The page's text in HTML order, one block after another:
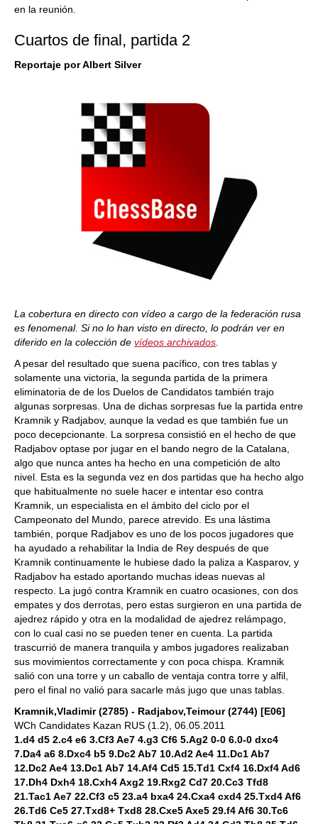
en la reunión.
Cuartos de final, partida 2
Reportaje por Albert Silver
La cobertura en directo con vídeo a cargo de la federación rusa
es fenomenal. Si no lo han visto en directo, lo podrán ver en
diferido en la colección de vídeos archivados
A pesar del resultado que suena pacífico, con tres tablas y
solamente una victoria, la segunda partida de la primera
eliminatoria de de los Duelos de Candidatos también trajo
algunas sorpresas. Una de dichas sorpresas fue la partida entre
Kramnik y Radjabov, aunque la vedad es que también fue un
poco decepcionante. La sorpresa consistió en el hecho de que
Radjabov optase por jugar en el bando negro de la Catalana,
algo que nunca antes ha hecho en una competición de alto
nivel. Esta es la segunda vez en dos partidas que ha hecho algo
que habitualmente no suele hacer e intentar eso contra
Kramnik, un especialista en el ámbito del ciclo por el
Campeonato del Mundo, parece atrevido. Es una lástima
también, porque Radjabov es uno de los pocos jugadores que
ha ayudado a rehabilitar la India de Rey después de que
Kramnik continuamente le hubiese dado la paliza a Kasparov, y
Radjabov ha estado aportando muchas ideas nuevas al
respecto. La jugó contra Kramnik en cuatro ocasiones, con dos
empates y dos derrotas, pero estas surgieron en una partida de
ajedrez rápido y otra en la modalidad de ajedrez relámpago,
con lo cual casi no se pueden tener en cuenta. La partida
trascurrió de manera tranquila y ambos jugadores realizaban
sus movimientos correctamente y con poca chispa. Kramnik
salió con una torre y un caballo de ventaja contra torre y alfil,
pero el final no valió para sacarle más jugo que unas tablas.
Kramnik,Vladimir (2785) - Radjabov,Teimour (2744) [E06]
WCh Candidates Kazan RUS (1.2), 06.05.2011
1.d4 d5 2.c4 e6 3.Cf3 Ae7 4.g3 Cf6 5.Ag2 0-0 6.0-0 dxc4
7.Da4 a6 8.Dxc4 b5 9.Dc2 Ab7 10.Ad2 Ae4 11.Dc1 Ab7
12.Dc2 Ae4 13.Dc1 Ab7 14.Af4 Cd5 15.Td1 Cxf4 16.Dxf4 Ad6
17.Dh4 Dxh4 18.Cxh4 Axg2 19.Rxg2 Cd7 20.Cc3 Tfd8
21.Tac1 Ae7 22.Cf3 c5 23.a4 bxa4 24.Cxa4 cxd4 25.Txd4 Af6
26.Td6 Ce5 27.Txd8+ Txd8 28.Cxe5 Axe5 29.f4 Af6 30.Tc6